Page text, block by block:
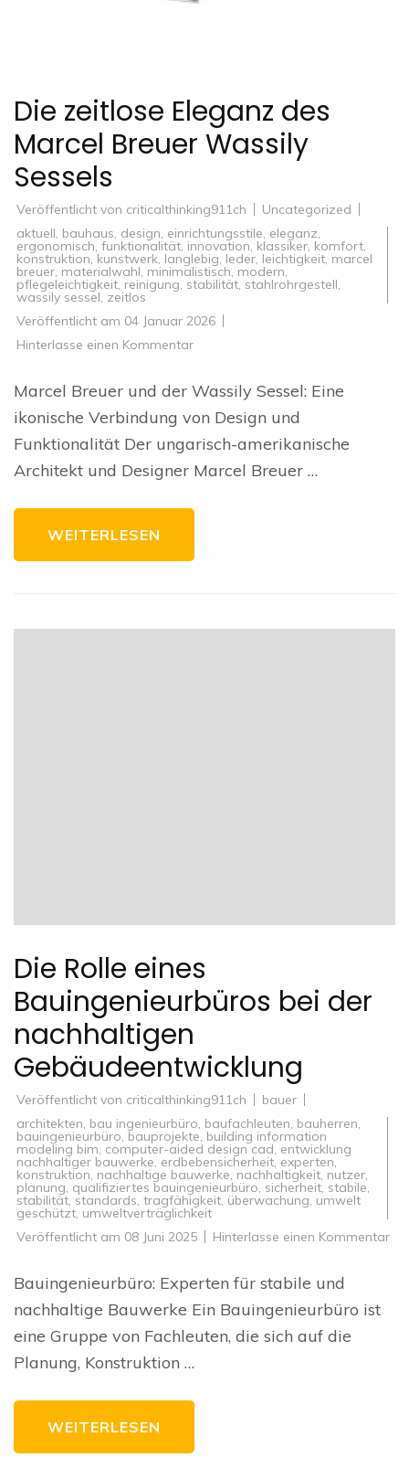
Die zeitlose Eleganz des
Marcel Breuer Wassily
Sessels
Veröffentlicht von criticalthinking911ch
Uncategorized
aktuell, bauhaus, design, einrichtungsstile, eleganz,
ergonomisch, funktionalität, innovation, klassiker, komfort,
konstruktion, kunstwerk, langlebig, leder, leichtigkeit, marcel
breuer, materialwahl, minimalistisch, modern,
pflegeleichtigkeit, reinigung, stabilität, stahlrohrgestell,
wassily sessel, zeitlos
Veröffentlicht am 04 Januar 2026
Hinterlasse einen Kommentarzu
Eleganz
des
Breuer
Sessels
Marcel Breuer und der Wassily Sessel: Eine
ikonische Verbindung von Design und
Funktionalität Der ungarisch-amerikanische
Architekt und Designer Marcel Breuer …
WEITERLESEN
Die Rolle eines
Bauingenieurbüros bei der
nachhaltigen
Gebäudeentwicklung
Veröffentlicht von criticalthinking911ch
bauer
architekten, bau ingenieurbüro, baufachleuten, bauherren,
bauingenieurbüro, bauprojekte, building information
modeling bim, computer-aided design cad, entwicklung
nachhaltiger bauwerke, erdbebensicherheit, experten,
konstruktion, nachhaltige bauwerke, nachhaltigkeit, nutzer,
planung, qualifiziertes bauingenieurbüro, sicherheit, stabile,
stabilität, standards, tragfähigkeit, überwachung, umwelt
geschützt, umweltverträglichkeit
Veröffentlicht am 08 Juni 2025 Hinterlasse einen Kommentarzu
Bauingenieurbüro: Experten für stabile und
nachhaltige Bauwerke Ein Bauingenieurbüro ist
eine Gruppe von Fachleuten, die sich auf die
Planung, Konstruktion …
WEITERLESEN